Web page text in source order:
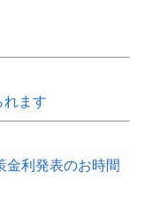
れます
金利発表のお時間